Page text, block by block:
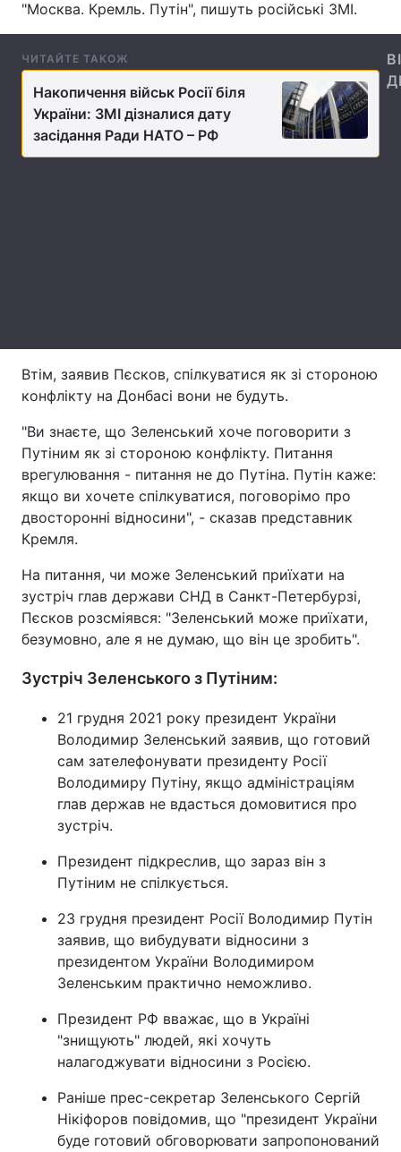
Техно і зв'язок Лайт
Зброя
Здоров'я Туризм
Цікавинки Погода
Контакти
Тема оформлення
"Москва. Кремль. Путін", пишуть російські ЗМІ.
ЧИТАЙТЕ ТАКОЖ
Накопичення військ Росії біля
України: ЗМІ дізналися дату
засідання Ради НАТО – РФ
Втім, заявив Пєсков, спілкуватися як зі стороною
конфлікту на Донбасі вони не будуть.
"Ви знаєте, що Зеленський хоче поговорити з
Путіним як зі стороною конфлікту. Питання
врегулювання - питання не до Путіна. Путін каже:
якщо ви хочете спілкуватися, поговорімо про
двосторонні відносини", - сказав представник
Кремля.
На питання, чи може Зеленський приїхати на
зустріч глав держави СНД в Санкт-Петербурзі,
Пєсков розсміявся: "Зеленський може приїхати,
безумовно, але я не думаю, що він це зробить".
Зустріч Зеленського з Путіним:
21 грудня 2021 року президент України
Володимир Зеленський заявив, що готовий
сам зателефонувати президенту Росії
Володимиру Путіну, якщо адміністраціям
глав держав не вдасться домовитися про
зустріч.
Президент підкреслив, що зараз він з
Путіним не спілкується.
23 грудня президент Росії Володимир Путін
заявив, що вибудувати відносини з
президентом України Володимиром
Зеленським практично неможливо.
Президент РФ вважає, що в Україні
"знищують" людей, які хочуть
налагоджувати відносини з Росією.
Раніше прес-секретар Зеленського Сергій
Нікіфоров повідомив, що "президент України
буде готовий обговорювати запропонований